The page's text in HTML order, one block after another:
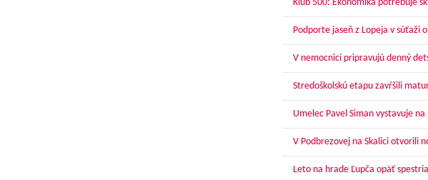
Klub 500: Ekonomika potrebuje
Podporte jaseň z Lopeja v súťaži
V nemocnici pripravujú denný
Stredoškolskú etapu zavŕšili
Umelec Pavel Siman vystavuje
V Podbrezovej na Skalici otvorili
Leto na hrade Ľupča opäť